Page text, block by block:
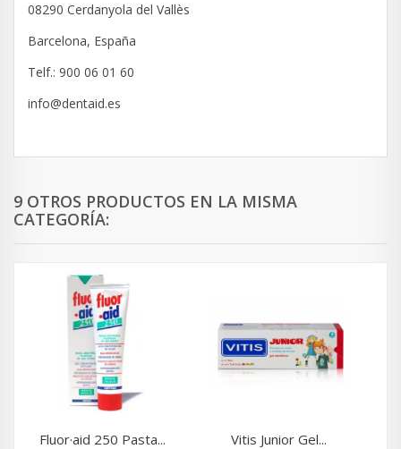
08290 Cerdanyola del Vallès
Barcelona, España
Telf.: 900 06 01 60
info@dentaid.es
9 OTROS PRODUCTOS EN LA MISMA
CATEGORÍA:
Fluor·aid 250 Pasta... Vitis Junior Gel...